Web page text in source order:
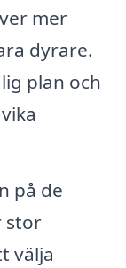
mer
dyrare.
plan och
på de
stor
välja